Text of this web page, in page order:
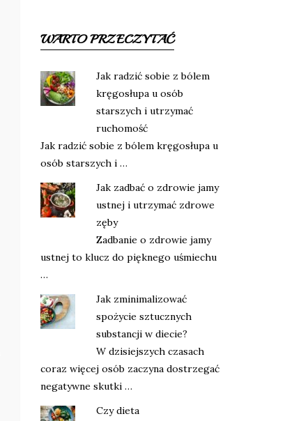
WARTO PRZECZYTAĆ
Jak radzić sobie z bólem
kręgosłupa u osób
starszych i utrzymać
ruchomość
Jak radzić sobie z bólem kręgosłupa u
osób starszych i …
Jak zadbać o zdrowie jamy
ustnej i utrzymać zdrowe
zęby
Zadbanie o zdrowie jamy
ustnej to klucz do pięknego uśmiechu
…
Jak zminimalizować
spożycie sztucznych
substancji w diecie?
W dzisiejszych czasach
coraz więcej osób zaczyna dostrzegać
negatywne skutki …
Czy dieta